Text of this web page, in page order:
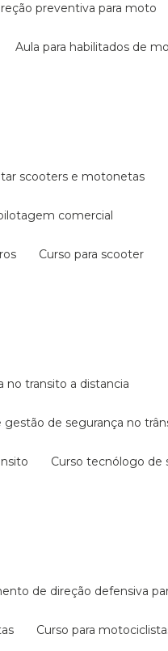
preventiva para moto
aula para habilitados de
scooters e motonetas
comercial
curso para scooter
no transito a distancia
gestão de segurança no
curso tecnólogo
de direção defensiva
curso para